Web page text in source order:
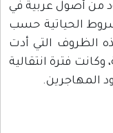
من أصول عربية في
الحياتية حسب
الظروف التي أدت
وكانت فترة انتقالية
المهاجرين.